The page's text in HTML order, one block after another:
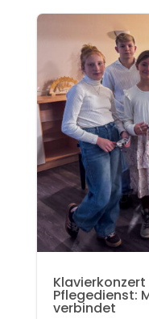
Pflegedienst:
verbindet